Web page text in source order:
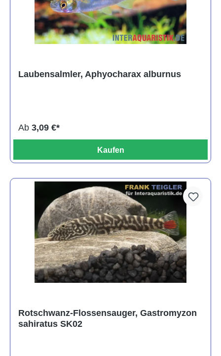
Laubensalmler, Aphyocharax alburnus
Ab 3,09 €*
Kaufen
Rotschwanz-Flossensauger, Gastromyzon
sahiratus SK02